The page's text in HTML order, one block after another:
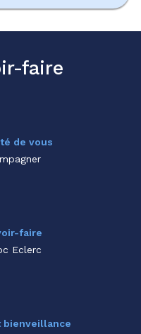
faire
de vous
faire
Eclerc
bienveillance